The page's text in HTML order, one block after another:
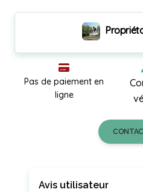
Pas de paiement en
ligne
Avis utilisateur